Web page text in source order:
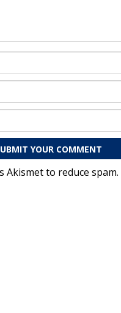
Akismet to reduce spam.